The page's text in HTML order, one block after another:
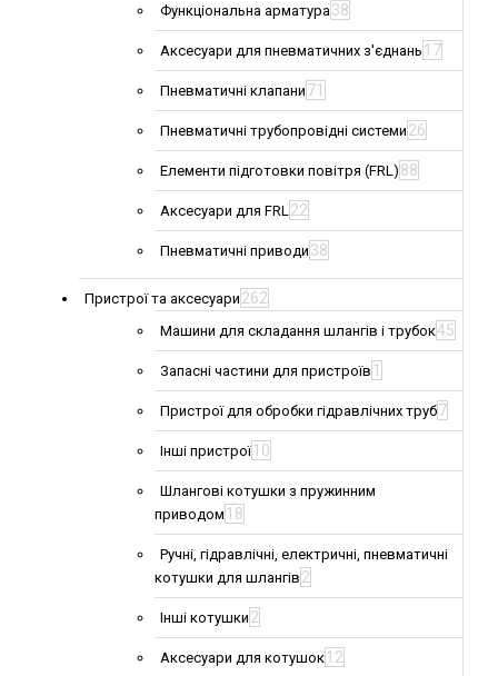
Функціональна арматура38
Аксесуари для пневматичних з'єднань 17
Пневматичні клапани 71
Пневматичні трубопровідні системи 26
Елементи підготовки повітря (FRL) 88
Аксесуари для FRL22
Пневматичні приводи 38
Пристрої та аксесуари 262
Машини для складання шлангів і трубок45
Запасні частини для пристроїв 1
Пристрої для обробки гідравлічних труб7
Інші пристрої 10
Шлангові котушки з пружинним
приводом 18
Ручні, гідравлічні, електричні, пневматичні
котушки для шлангів 2
Інші котушки 2
Аксесуари для котушок 12